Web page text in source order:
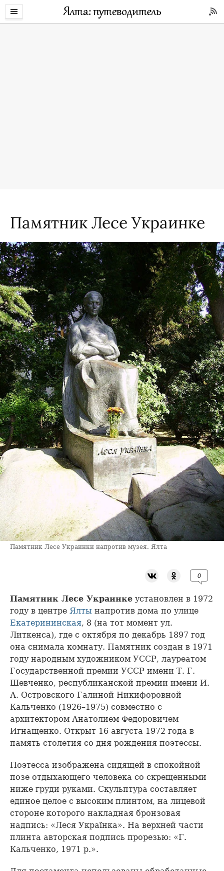
Памятник Лесе Украинке
Памятник Лесе Украинки напротив музея. Ялта
0
Памятник Лесе Украинке установлен в 1972
году в центре Ялты напротив дома по улице
Екатерининская, 8 (на тот момент ул.
Литкенса), где с октября по декабрь 1897 год
она снимала комнату. Памятник создан в 1971
году народным художником УССР, лауреатом
Государственной премии УССР имени Т. Г.
Шевченко, республиканской премии имени И.
А. Островского Галиной Никифоровной
Кальченко (1926–1975) совместно с
архитектором Анатолием Федоровичем
Игнащенко. Открыт 16 августа 1972 года в
память столетия со дня рождения поэтессы.
Поэтесса изображена сидящей в спокойной
позе отдыхающего человека со скрещенными
ниже груди руками. Скульптура составляет
единое целое с высоким плинтом, на лицевой
стороне которого накладная бронзовая
надпись: «Леся Українка». На верхней части
плинта авторская подпись прорезью: «Г.
Кальченко, 1971 р.».